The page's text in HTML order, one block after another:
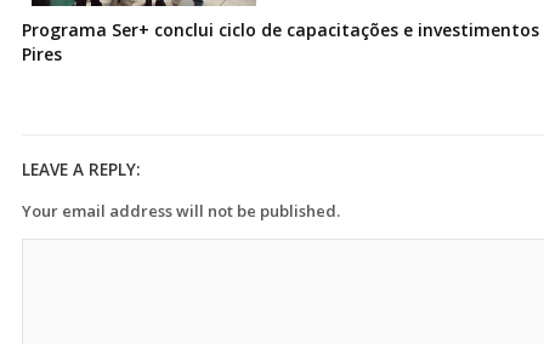
Programa Ser+ conclui ciclo de capacitações e
Pires
LEAVE A REPLY:
Your email address will not be published.